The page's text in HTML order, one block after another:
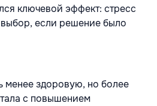
ключевой эффект: стресс
выбор, если решение было
менее здоровую, но более
с повышением